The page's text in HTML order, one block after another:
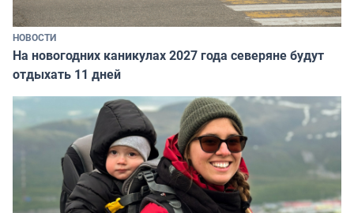
НОВОСТИ
На новогодних каникулах 2027 года северяне будут
отдыхать 11 дней